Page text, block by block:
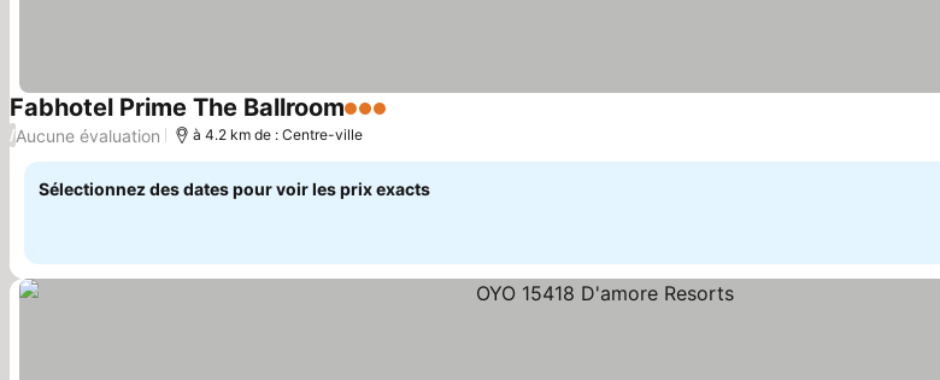
Fabhotel Prime The Ballroom3 Étoiles
/Aucune évaluation à 4.2 km de : Centre-ville
Sélectionnez des dates pour voir les prix exacts